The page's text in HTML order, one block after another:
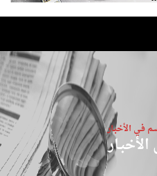
الأخبـار